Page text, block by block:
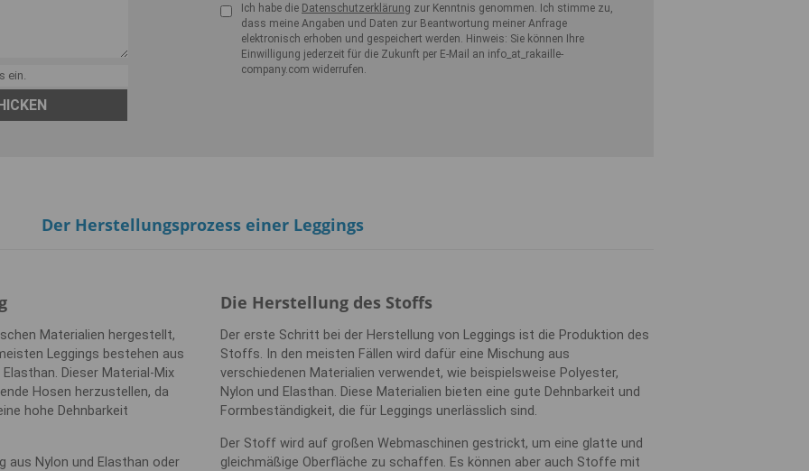
Ich habe die Datenschutzerklärung zur Kenntnis genommen. Ich stimme zu,
dass meine Angaben und Daten zur Beantwortung meiner Anfrage
elektronisch erhoben und gespeichert werden. Hinweis: Sie können Ihre
Einwilligung jederzeit für die Zukunft per E-Mail an info _at_ rakaille-
company.com widerrufen.
Der Herstellungsprozess einer Leggings
Materialien hergestellt,
Leggings bestehen aus
Dieser Material-Mix
Hosen herzustellen, da
hohe Dehnbarkeit
aus Nylon und Elasthan oder
Die Herstellung des Stoffs
Der erste Schritt bei der Herstellung von Leggings ist die Produktion des
Stoffs. In den meisten Fällen wird dafür eine Mischung aus
verschiedenen Materialien verwendet, wie beispielsweise Polyester,
Nylon und Elasthan. Diese Materialien bieten eine gute Dehnbarkeit und
Formbeständigkeit, die für Leggings unerlässlich sind.
Der Stoff wird auf großen Webmaschinen gestrickt, um eine glatte und
gleichmäßige Oberfläche zu schaffen. Es können aber auch Stoffe mit